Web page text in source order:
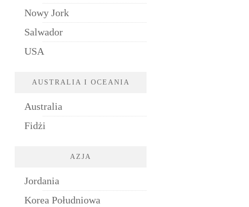
Nowy Jork
Salwador
USA
AUSTRALIA I OCEANIA
Australia
Fidżi
AZJA
Jordania
Korea Południowa